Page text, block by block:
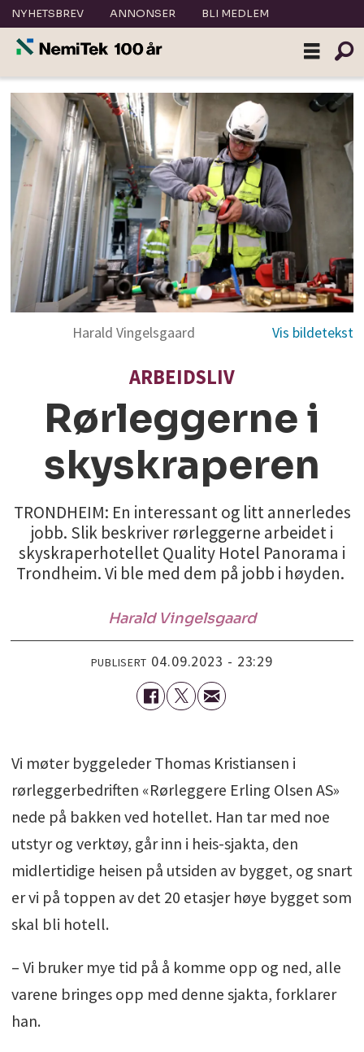
NYHETSBREV ANNONSER BLI MEDLEM
Harald Vingelsgaard
ARBEIDSLIV
Rørleggerne i
skyskraperen
TRONDHEIM: En interessant og litt annerledes
jobb. Slik beskriver rørleggerne arbeidet i
skyskraperhotellet Quality Hotel Panorama i
Trondheim. Vi ble med dem på jobb i høyden.
Harald Vingelsgaard
PUBLISERT 04.09.2023 - 23:29
Vi møter byggeleder Thomas Kristiansen i
rørleggerbedriften «Rørleggere Erling Olsen AS»
nede på bakken ved hotellet. Han tar med noe
utstyr og verktøy, går inn i heis-sjakta, den
midlertidige heisen på utsiden av bygget, og snart
er vi på toppen av det 20 etasjer høye bygget som
skal bli hotell.
– Vi bruker mye tid på å komme opp og ned, alle
varene bringes opp med denne sjakta, forklarer
han.